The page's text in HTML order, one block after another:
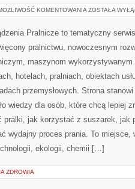
KOMENTOWANIA USUWANIE
ZOSTAŁA
Pralnicze to tematyczny
pralnictwu, nowoczesnym
maszynom wykorzystywanym
hotelach, pralniach, obiektach
przemysłowych. Strona
wiedzy dla osób, które chcą lepiej
pralki, jak korzystać z suszarek, jak
wydajny proces prania. To miejsce,
ekologii, chemii […]
ZDROWIA